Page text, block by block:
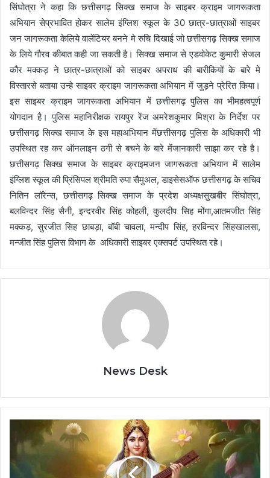
सिंघोत्रा ने कहा कि छत्तीसगढ़ सिक्ख समाज के साइबर क्राइम जागरूकता
अभियान सेप्रभावित होकर सालेम इंग्लिश स्कूल के 30 छात्र-छात्राओं साइबर
जन जागरूकता केलिये वालेंटियर बनने मे रुचि दिखाई जो छत्तीसगढ़ सिक्ख समाज
के लिये गौरव कीबात कही जा सकती है। सिक्ख समाज से एडवोकेट कुमारी सेजल
कौर मक्कड़ ने छात्र-छात्राओं को साइबर अपराध की बारीकियों के बारे मे
विस्तारसे बताया उन्हे साइबर क्राइम जागरूकता अभियान में जुड़ने प्रेरित किया।
इस साइबर क्राइम जागरूकता अभियान में छत्तीसगढ़ पुलिस का भीमहत्वपूर्ण
योगदान है। पुलिस महानिरीक्षक रायपुर रेंज अमरेशकुमार मिश्रा के निर्देश पर
छत्तीसगढ़ सिक्ख समाज के इस महाअभियान मेंछत्तीसगढ़ पुलिस के अधिकारी भी
उपस्थित रह कर ऑनलाइन ठगी से बचने के बारे मेंजानकारी साझा कर रहे है।
छत्तीसगढ़ सिक्ख समाज के साइबर क्राइमजन जागरूकता अभियान में सालेम
इंग्लिश स्कूल की प्रिंसिपल श्रीमति रुपा सैमुअल, डाइसेसऑफ छत्तीसगढ़ के सचिव
नितिन लॉरेन्स, छत्तीसगढ़ सिक्ख समाज के प्रदेश अध्यक्षसुखबीर सिंघोत्रा,
बलविन्दर सिंह सैनी, इन्दरवीर सिंह कोहली, कुलदीप सिह मोंगा,आतमजीत सिंह
मक्कड़, सुरजीत सिह छाबड़ा, बॉबी चावला, मन्दीप सिंह, हरविन्दर सिंहखालसा,
मन्जीत सिंह पुलिस विभाग के अधिकारी साइबर एक्सपर्ट उपस्थित रहे।
News Desk